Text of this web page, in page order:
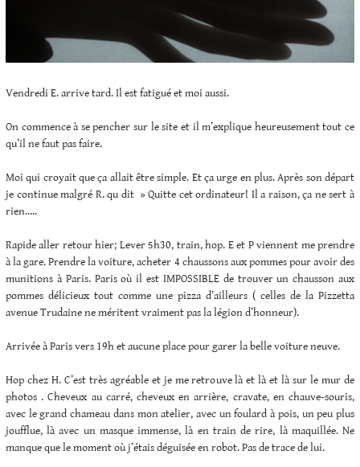
Vendredi E. arrive tard. Il est fatigué et moi aussi.
On commence à se pencher sur le site et il m’explique heureusement tout ce
qu’il ne faut pas faire.
Moi qui croyait que ça allait être simple. Et ça urge en plus. Après son départ
je continue malgré R. qu dit » Quitte cet ordinateur! Il a raison, ça ne sert à
rien…..
Rapide aller retour hier; Lever 5h30, train, hop. E et P viennent me prendre
à la gare. Prendre la voiture, acheter 4 chaussons aux pommes pour avoir des
munitions à Paris. Paris où il est IMPOSSIBLE de trouver un chausson aux
pommes délicieux tout comme une pizza d’ailleurs ( celles de la Pizzetta
avenue Trudaine ne méritent vraiment pas la légion d’honneur).
Arrivée à Paris vers 19h et aucune place pour garer la belle voiture neuve.
Hop chez H. C’est très agréable et je me retrouve là et là et là sur le mur de
photos . Cheveux au carré, cheveux en arrière, cravate, en chauve-souris,
avec le grand chameau dans mon atelier, avec un foulard à pois, un peu plus
joufflue, là avec un masque immense, là en train de rire, là maquillée. Ne
manque que le moment où j’étais déguisée en robot. Pas de trace de lui.